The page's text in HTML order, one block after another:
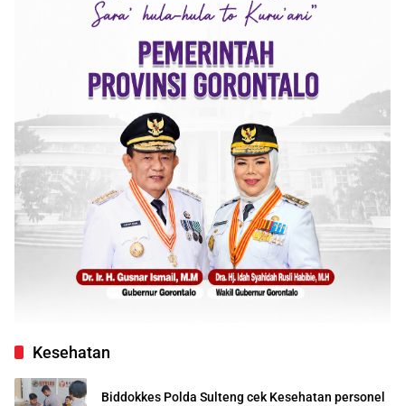
Kesehatan
Biddokkes Polda Sulteng cek Kesehatan personel